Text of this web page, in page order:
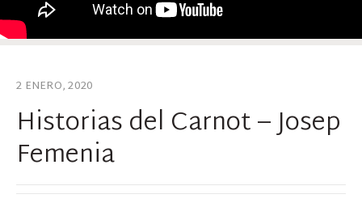
2 ENERO, 2020
Historias del Carnot – Josep
Femenia